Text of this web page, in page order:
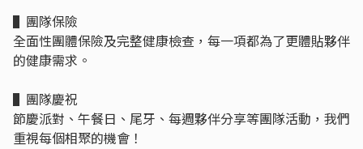
▌團隊保險
全面性團體保險及完整健康檢查，每一項都為了更體貼夥伴
的健康需求。
▌團隊慶祝
節慶派對、午餐日、尾牙、每週夥伴分享等團隊活動，我們
重視每個相聚的機會！